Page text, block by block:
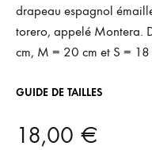
drapeau espagnol
torero, appelé Montera.
cm, M = 20 cm et S = 18
GUIDE DE TAILLES
18,00 €